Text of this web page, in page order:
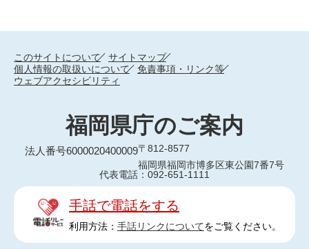
このサイトについて
サイトマップ
個人情報の取扱いについて
免責事項・リンク等
ウェブアクセシビリティ
福岡県庁のご案内
法人番号6000020400009〒812-8577
福岡県福岡市博多区東公園7番7号
代表電話：092-651-1111
手話で電話をする
利用方法： 手話リンクについてをご覧ください。